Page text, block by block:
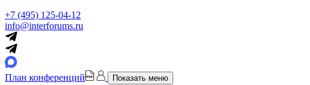
+7 (495) 125-04-12
info@interforums.ru
План конференций Показать меню